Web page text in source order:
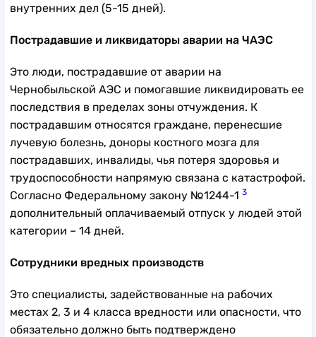
внутренних дел (5-15 дней).
Пострадавшие и ликвидаторы аварии на ЧАЭС
Это люди, пострадавшие от аварии на
Чернобыльской АЭС и помогавшие ликвидировать ее
последствия в пределах зоны отчуждения. К
пострадавшим относятся граждане, перенесшие
лучевую болезнь, доноры костного мозга для
пострадавших, инвалиды, чья потеря здоровья и
трудоспособности напрямую связана с катастрофой.
Согласно Федеральному закону №1244-1 3
дополнительный оплачиваемый отпуск у людей этой
категории – 14 дней.
Сотрудники вредных производств
Это специалисты, задействованные на рабочих
местах 2, 3 и 4 класса вредности или опасности, что
обязательно должно быть подтверждено